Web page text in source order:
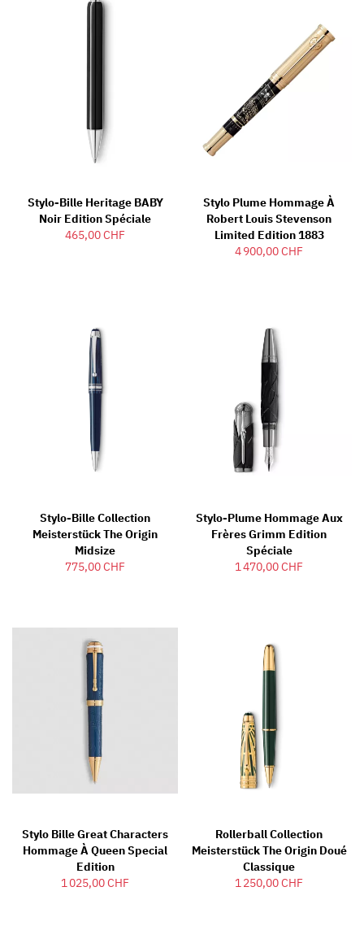
Stylo-Bille Heritage BABY
Noir Edition Spéciale
465,00 CHF
Stylo Plume Hommage À
Robert Louis Stevenson
Limited Edition 1883
4 900,00 CHF
Stylo-Bille Collection
Meisterstück The Origin
Midsize
775,00 CHF
Stylo-Plume Hommage Aux
Frères Grimm Edition
Spéciale
1 470,00 CHF
Stylo Bille Great Characters
Hommage À Queen Special
Edition
1 025,00 CHF
Rollerball Collection
Meisterstück The Origin Doué
Classique
1 250,00 CHF